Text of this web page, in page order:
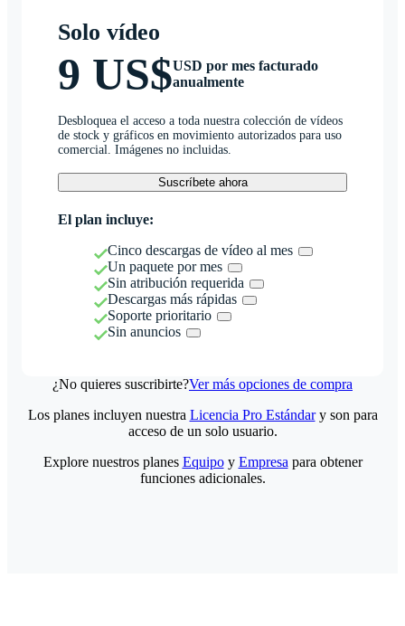
Solo vídeo
9 US$USD por mes facturado
anualmente
Desbloquea el acceso a toda nuestra colección de vídeos
de stock y gráficos en movimiento autorizados para uso
comercial. Imágenes no incluidas.
Suscríbete ahora
El plan incluye:
Cinco descargas de vídeo al mes
Un paquete por mes
Sin atribución requerida
Descargas más rápidas
Soporte prioritario
Sin anuncios
¿No quieres suscribirte?Ver más opciones de compra
Los planes incluyen nuestra Licencia Pro Estándary son para
acceso de un solo usuario.
Explore nuestros planes Equipoy Empresa para obtener
funciones adicionales.